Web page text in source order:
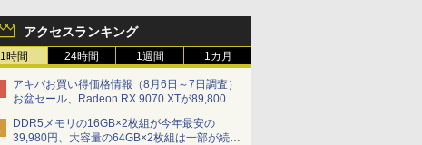
アクセスランキング
1時間 24時間 1週間 1カ月
アキバお買い得価格情報（8月6日～7日調査）
お盆セール、Radeon RX 9070 XTが89,800
円、水平周波数24.8kHz対応の17型モニターが
9,801円、暑さ指数連動セール ほか
DDR5メモリの16GB×2枚組が今年最安の
39,980円、大容量の64GB×2枚組は一部が続騰